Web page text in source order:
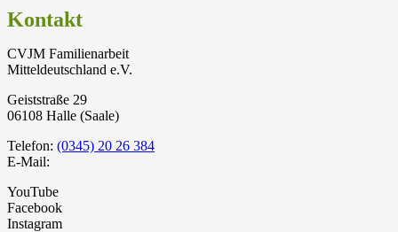
Kontakt
CVJM Familienarbeit
Mitteldeutschland e.V.
Geiststraße 29
06108 Halle (Saale)
Telefon: (0345) 20 26 384
E-Mail:
YouTube
Facebook
Instagram